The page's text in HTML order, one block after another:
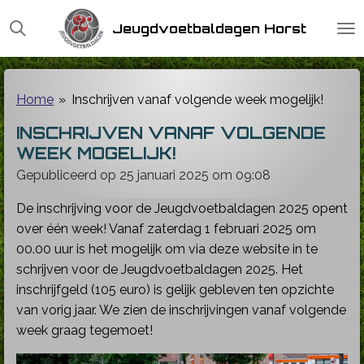
Ga
direct
naar
hoofdinhoud
Jeugdvoetbaldagen Horst
Home » Inschrijven vanaf volgende week mogelijk!
INSCHRIJVEN VANAF VOLGENDE
WEEK MOGELIJK!
Gepubliceerd op 25 januari 2025 om 09:08
De inschrijving voor de Jeugdvoetbaldagen 2025 opent
over één week! Vanaf zaterdag 1 februari 2025 om
00.00 uur is het mogelijk om via deze website in te
schrijven voor de Jeugdvoetbaldagen 2025. Het
inschrijfgeld (105 euro) is gelijk gebleven ten opzichte
van vorig jaar. We zien de inschrijvingen vanaf volgende
week graag tegemoet!